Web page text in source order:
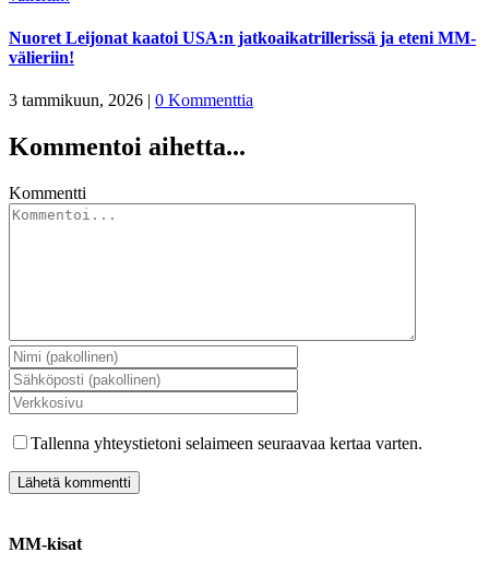
Nuoret Leijonat kaatoi USA:n jatkoaikatrillerissä ja eteni MM-
välieriin!
3 tammikuun, 2026 | 0 Kommenttia
Kommentoi aihetta...
Kommentti
Tallenna yhteystietoni selaimeen seuraavaa kertaa varten.
MM-kisat